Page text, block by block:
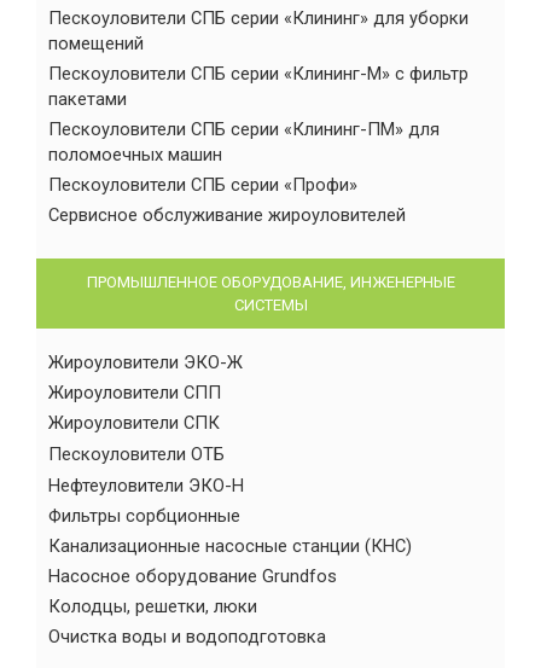
Пескоуловители СПБ серии «Клининг» для уборки
помещений
Пескоуловители СПБ серии «Клининг-М» с фильтр
пакетами
Пескоуловители СПБ серии «Клининг-ПМ» для
поломоечных машин
Пескоуловители СПБ серии «Профи»
Сервисное обслуживание жироуловителей
ПРОМЫШЛЕННОЕ ОБОРУДОВАНИЕ, ИНЖЕНЕРНЫЕ
СИСТЕМЫ
Жироуловители ЭКО-Ж
Жироуловители СПП
Жироуловители СПК
Пескоуловители ОТБ
Нефтеуловители ЭКО-Н
Фильтры сорбционные
Канализационные насосные станции (КНС)
Насосное оборудование Grundfos
Колодцы, решетки, люки
Очистка воды и водоподготовка